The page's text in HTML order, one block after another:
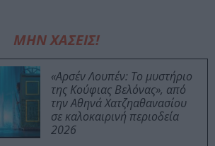
ΜΗΝ ΧΑΣΕΙΣ!
«Αρσέν Λουπέν: Το μυστήριο
της Κούφιας Βελόνας», από
την Αθηνά Χατζηαθανασίου
σε καλοκαιρινή περιοδεία
2026